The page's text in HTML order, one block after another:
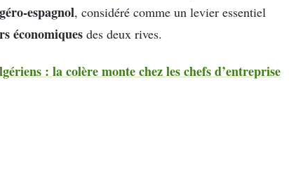
espagnol, considéré comme un levier essentiel
économiques des deux rives.
: la colère monte chez les chefs d’entreprise